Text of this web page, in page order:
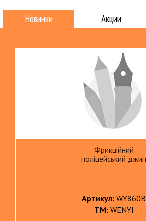
Новинки Акции
Фрикційний
поліцейський джип
Артикул: WY860B
ТМ: WENYI